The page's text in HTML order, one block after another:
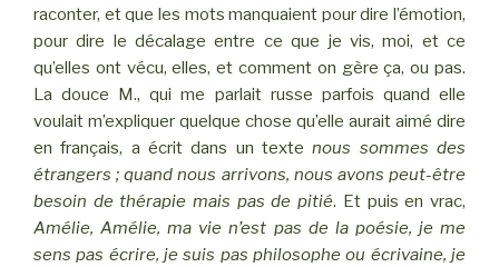
raconter, et que les mots manquaient pour dire l’émotion,
pour dire le décalage entre ce que je vis, moi, et ce
qu’elles ont vécu, elles, et comment on gère ça, ou pas.
La douce M., qui me parlait russe parfois quand elle
voulait m’expliquer quelque chose qu’elle aurait aimé dire
en français, a écrit dans un textenous sommes des
étrangers ; quand nous arrivons, nous avons peut-être
besoin de thérapie mais pas de pitié. Et puis en vrac,
Amélie, Amélie, ma vie n’est pas de la poésie, je me
sens pas écrire, je suis pas philosophe ou écrivaine, je